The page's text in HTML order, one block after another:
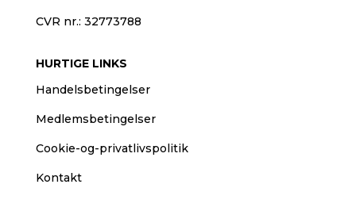
CVR nr.: 32773788
HURTIGE LINKS
Handelsbetingelser
Medlemsbetingelser
Cookie-og-privatlivspolitik
Kontakt